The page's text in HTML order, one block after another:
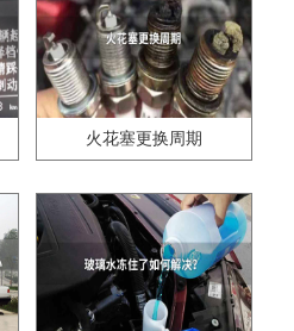
火花塞更换周期